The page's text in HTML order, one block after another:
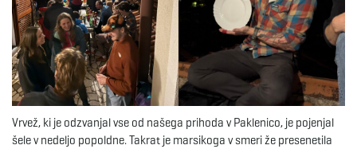
Vrvež, ki je odzvanjal vse od našega prihoda v Paklenico, je pojenjal
šele v nedeljo popoldne. Takrat je marsikoga v smeri že presenetila